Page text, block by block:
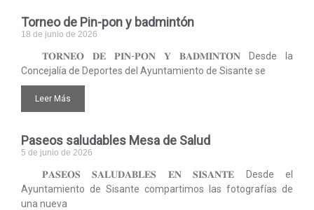
Torneo de Pin-pon y badmintón
18 de junio de 2026
𝐓𝐎𝐑𝐍𝐄𝐎 𝐃𝐄 𝐏𝐈𝐍-𝐏𝐎𝐍 𝐘 𝐁𝐀𝐃𝐌𝐈𝐍𝐓𝐎́𝐍 Desde la
Concejalía de Deportes del Ayuntamiento de Sisante se
Leer Más
Paseos saludables Mesa de Salud
5 de junio de 2026
𝐏𝐀𝐒𝐄𝐎𝐒 𝐒𝐀𝐋𝐔𝐃𝐀𝐁𝐋𝐄𝐒 𝐄𝐍 𝐒𝐈𝐒𝐀𝐍𝐓𝐄 Desde el
Ayuntamiento de Sisante compartimos las fotografías de
una nueva